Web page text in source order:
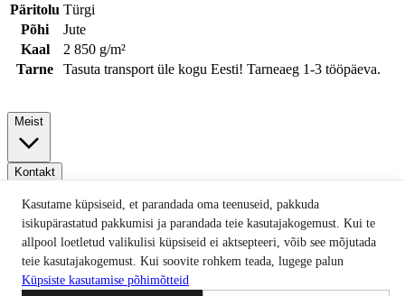
Kasutame küpsiseid, et parandada oma teenuseid, pakkuda
isikupärastatud pakkumisi ja parandada teie kasutajakogemust. Kui te
allpool loetletud valikulisi küpsiseid ei aktsepteeri, võib see mõjutada
teie kasutajakogemust. Kui soovite rohkem teada, lugege palun
Küpsiste kasutamise põhimõtteid
Päritolu Türgi
Põhi
Jute
Kaal
2 850 g/m²
Tarne
Tasuta transport üle kogu Eesti! Tarneaeg 1-3 tööpäeva.
Meist
Kontakt
Info